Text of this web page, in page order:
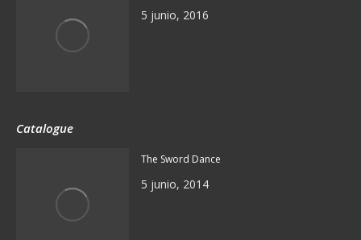
5 junio, 2016
Catalogue
The Sword Dance
5 junio, 2014